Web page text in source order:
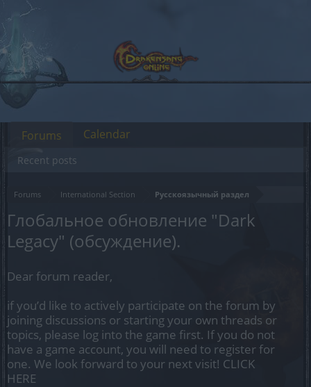
Forums International Section Русскоязычный раздел
Глобальное обновление "Dark
Legacy" (обсуждение).
Dear forum reader,
if you’d like to actively participate on the forum by
joining discussions or starting your own threads or
topics, please log into the game first. If you do not
have a game account, you will need to register for
one. We look forward to your next visit! CLICK
HERE
Forums
Recent posts
Calendar